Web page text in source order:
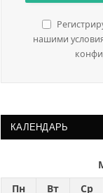
нашими
КАЛЕНДАРЬ
Пн Вт Ср